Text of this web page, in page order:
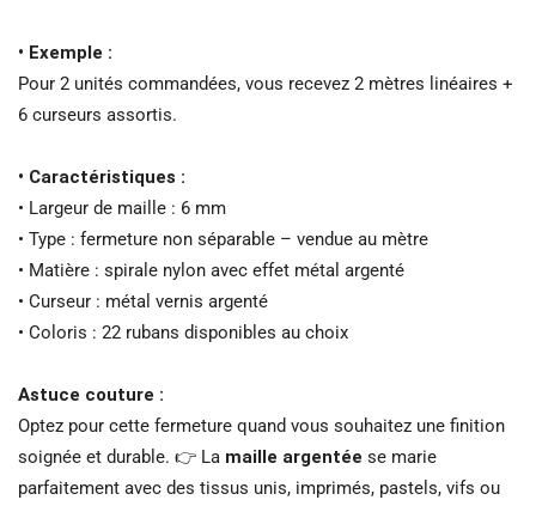
• Exemple :
Pour 2 unités commandées, vous recevez 2 mètres linéaires +
6 curseurs assortis.
• Caractéristiques :
• Largeur de maille : 6 mm
• Type : fermeture non séparable – vendue au mètre
• Matière : spirale nylon avec effet métal argenté
• Curseur : métal vernis argenté
• Coloris : 22 rubans disponibles au choix
Astuce couture :
Optez pour cette fermeture quand vous souhaitez une finition
soignée et durable. 👉 La maille argentée se marie
parfaitement avec des tissus unis, imprimés, pastels, vifs ou